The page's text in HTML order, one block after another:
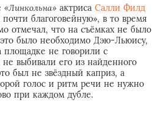
«Линкольна» актриса Салли Филд
благоговейную», в то время
отмечал, что на съёмках не было
было необходимо Дэю-Льюису,
не говорили с
выбивали его из найденного
был не звёздный каприз, а
голос и ритм речи не нужно
при каждом дубле.